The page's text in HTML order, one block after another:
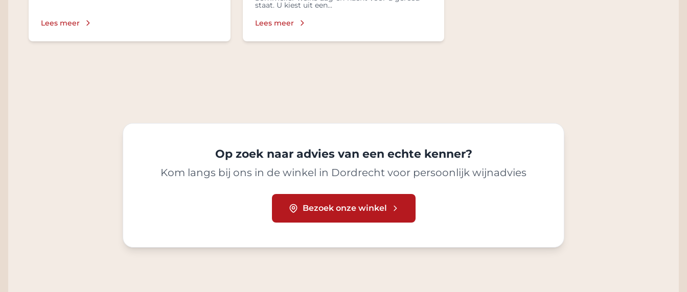
Lees meer
staat. U kiest uit een...
Lees meer
Op zoek naar advies van een echte kenner?
Kom langs bij ons in de winkel in Dordrecht voor persoonlijk wijnadvies
Bezoek onze winkel